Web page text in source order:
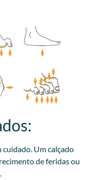
cuidado. Um calçado
de feridas ou